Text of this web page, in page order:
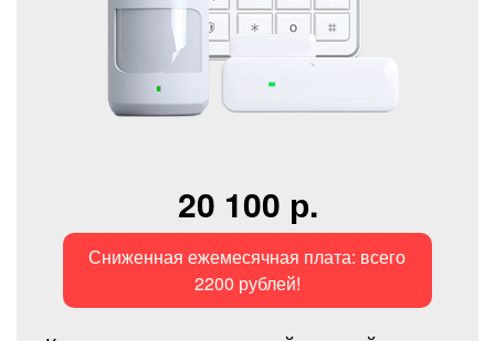
20 100 р.
Сниженная ежемесячная плата: всего
2200 рублей!